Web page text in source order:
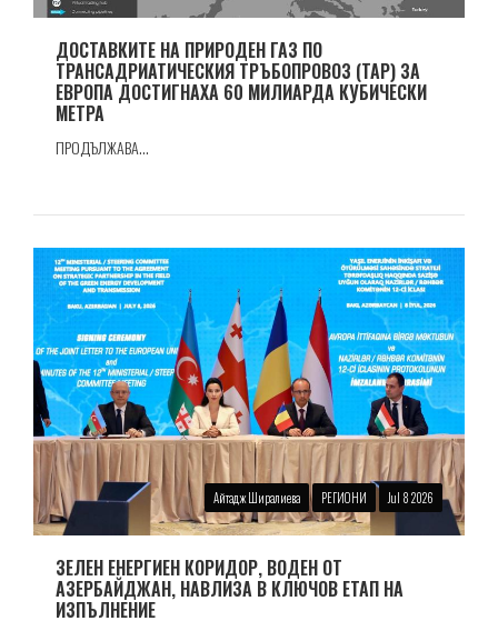
ДОСТАВКИТЕ НА ПРИРОДЕН ГАЗ ПО
ТРАНСАДРИАТИЧЕСКИЯ ТРЪБОПРОВОЗ (TAP) ЗА
ЕВРОПА ДОСТИГНАХА 60 МИЛИАРДА КУБИЧЕСКИ
МЕТРА
ПРОДЪЛЖАВА...
Айтадж Ширалиева РЕГИОНИ Jul 8 2026
ЗЕЛЕН ЕНЕРГИЕН КОРИДОР, ВОДЕН ОТ
АЗЕРБАЙДЖАН, НАВЛИЗА В КЛЮЧОВ ЕТАП НА
ИЗПЪЛНЕНИЕ